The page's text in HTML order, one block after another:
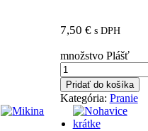
7,50 € s DPH
množstvo Plášť
Pridať do košíka
Kategória: Pranie